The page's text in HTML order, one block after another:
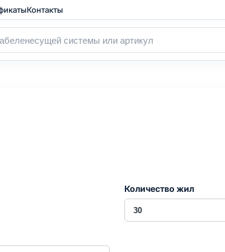
Контакты
Количество жил